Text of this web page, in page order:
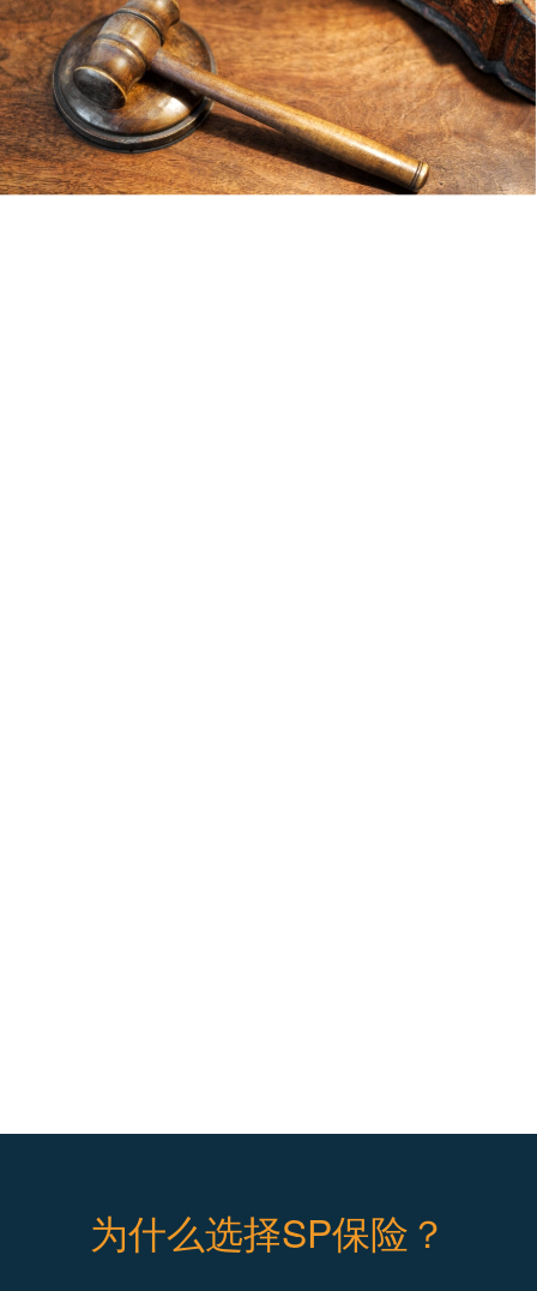
为什么选择SP保险？